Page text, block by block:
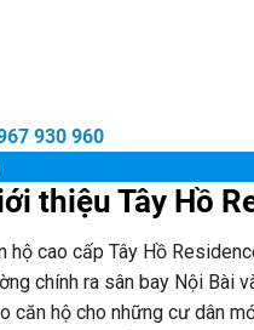
930 960
thiệu Tây Hồ
hộ cao cấp Tây Hồ
chính ra sân bay Nội Bài
căn hộ cho những cư dân